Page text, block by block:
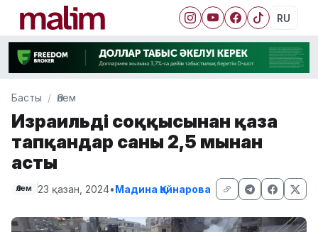
RU
Басты Әлем
Израильдің соққысынан қаза
тапқандар саны 2,5 мыңнан
асты
Әлем 23 қазан, 2024•Мадина Қайнарова